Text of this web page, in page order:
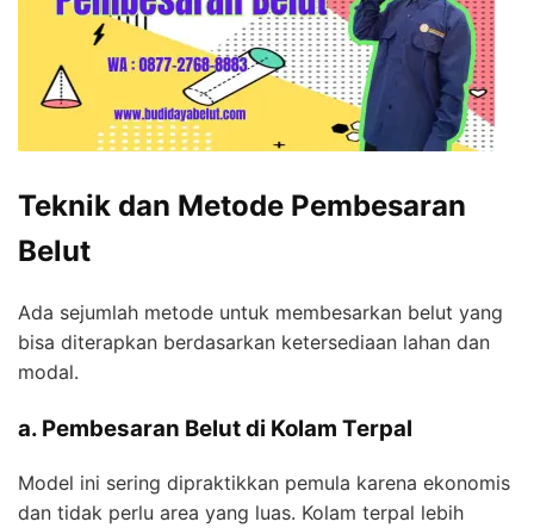
Teknik dan Metode Pembesaran
Belut
Ada sejumlah metode untuk membesarkan belut yang
bisa diterapkan berdasarkan ketersediaan lahan dan
modal.
a. Pembesaran Belut di Kolam Terpal
Model ini sering dipraktikkan pemula karena ekonomis
dan tidak perlu area yang luas. Kolam terpal lebih